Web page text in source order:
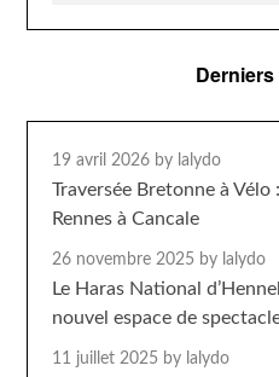
19 avril 2026 by lalydo
Traversée Bretonne à Vélo
Rennes à Cancale
26 novembre 2025 by lalydo
Le Haras National
nouvel espace de
11 juillet 2025 by lalydo